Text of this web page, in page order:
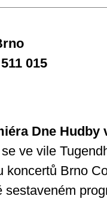
015
Dne Hudby
ve vile
koncertů Brno
sestaveném